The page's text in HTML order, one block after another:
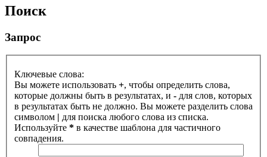
Поиск
Запрос
Ключевые слова:
Вы можете использовать +, чтобы определить слова,
которые должны быть в результатах, и - для слов, которых
в результатах быть не должно. Вы можете разделить слова
символом | для поиска любого слова из списка.
Используйте * в качестве шаблона для частичного
совпадения.